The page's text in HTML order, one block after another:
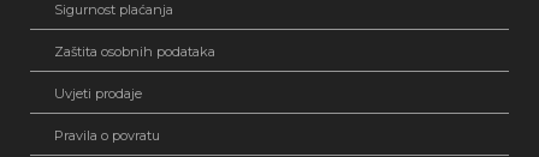
Sigurnost plaćanja
Zaštita osobnih podataka
Uvjeti prodaje
Pravila o povratu